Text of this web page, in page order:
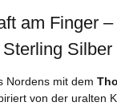
am Finger
Silber
Nordens mit dem
von der uralten